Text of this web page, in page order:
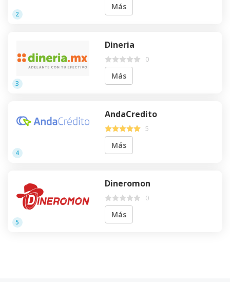
2
Más
3
Dineria
0
Más
4
AndaCredito
5
Más
5
Dineromon
0
Más